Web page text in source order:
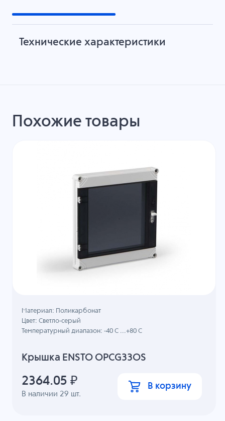
Технические характеристики
Похожие товары
Крышка ENSTO OPCG33OS
В наличии 29 шт.
Материал: Поликарбонат
Цвет: Светло-серый
Температурный диапазон: -40 C ...+80 C
2364.05 ₽ В корзину